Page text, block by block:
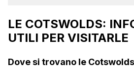
LE COTSWOLDS:
UTILI PER VISITARLE
Dove si trovano le Cotswolds